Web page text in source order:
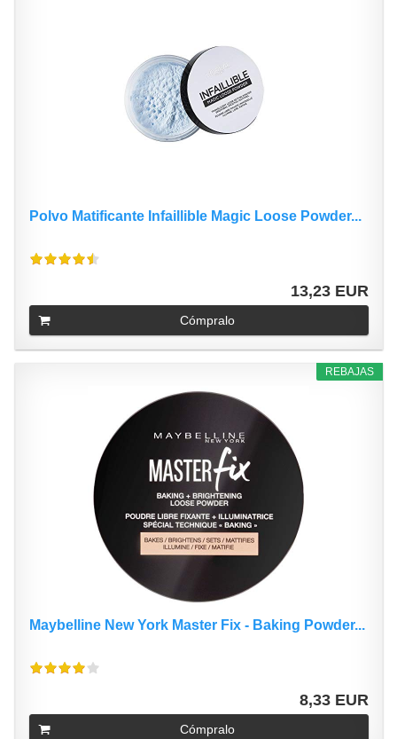
Polvo Matificante Infaillible Magic Loose Powder...
13,23 EUR
Cómpralo
REBAJAS
Maybelline New York Master Fix - Baking Powder...
8,33 EUR
Cómpralo